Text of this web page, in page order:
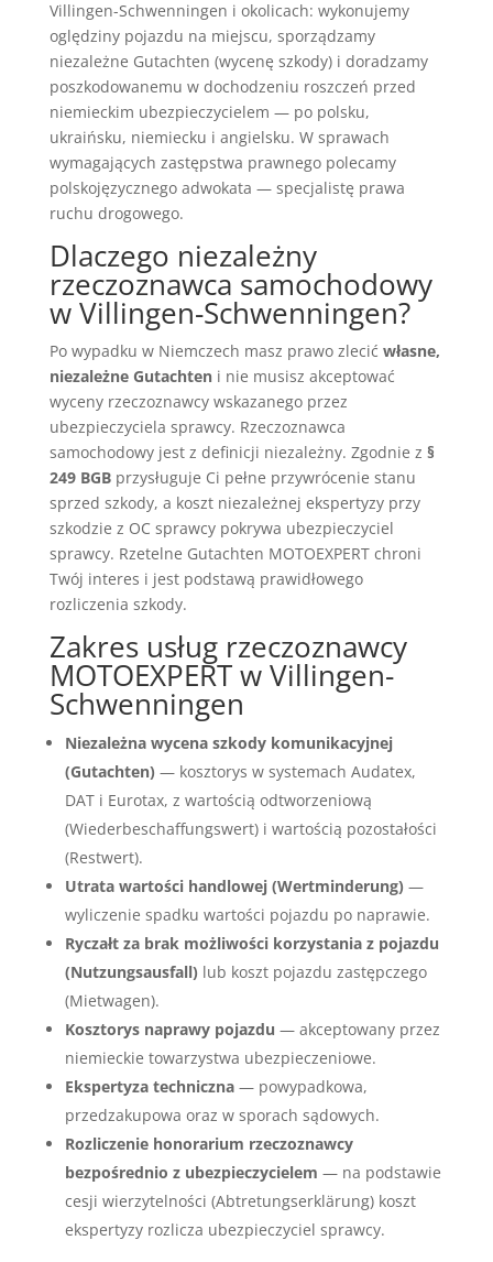
Villingen-Schwenningen i okolicach: wykonujemy
oględziny pojazdu na miejscu, sporządzamy
niezależne Gutachten (wycenę szkody) i doradzamy
poszkodowanemu w dochodzeniu roszczeń przed
niemieckim ubezpieczycielem — po polsku,
ukraińsku, niemiecku i angielsku. W sprawach
wymagających zastępstwa prawnego polecamy
polskojęzycznego adwokata — specjalistę prawa
ruchu drogowego.
Dlaczego niezależny
rzeczoznawca samochodowy
w Villingen-Schwenningen?
Po wypadku w Niemczech masz prawo zlecić własne,
niezależne Gutachteni nie musisz akceptować
wyceny rzeczoznawcy wskazanego przez
ubezpieczyciela sprawcy. Rzeczoznawca
samochodowy jest z definicji niezależny. Zgodnie z §
249 BGBprzysługuje Ci pełne przywrócenie stanu
sprzed szkody, a koszt niezależnej ekspertyzy przy
szkodzie z OC sprawcy pokrywa ubezpieczyciel
sprawcy. Rzetelne Gutachten MOTOEXPERT chroni
Twój interes i jest podstawą prawidłowego
rozliczenia szkody.
Zakres usług rzeczoznawcy
MOTOEXPERT w Villingen-
Schwenningen
Niezależna wycena szkody komunikacyjnej
(Gutachten) — kosztorys w systemach Audatex,
DAT i Eurotax, z wartością odtworzeniową
(Wiederbeschaffungswert) i wartością pozostałości
(Restwert).
Utrata wartości handlowej (Wertminderung) —
wyliczenie spadku wartości pojazdu po naprawie.
Ryczałt za brak możliwości korzystania z pojazdu
(Nutzungsausfall) lub koszt pojazdu zastępczego
(Mietwagen).
Kosztorys naprawy pojazdu — akceptowany przez
niemieckie towarzystwa ubezpieczeniowe.
Ekspertyza techniczna— powypadkowa,
przedzakupowa oraz w sporach sądowych.
Rozliczenie honorarium rzeczoznawcy
bezpośrednio z ubezpieczycielem — na podstawie
cesji wierzytelności (Abtretungserklärung) koszt
ekspertyzy rozlicza ubezpieczyciel sprawcy.